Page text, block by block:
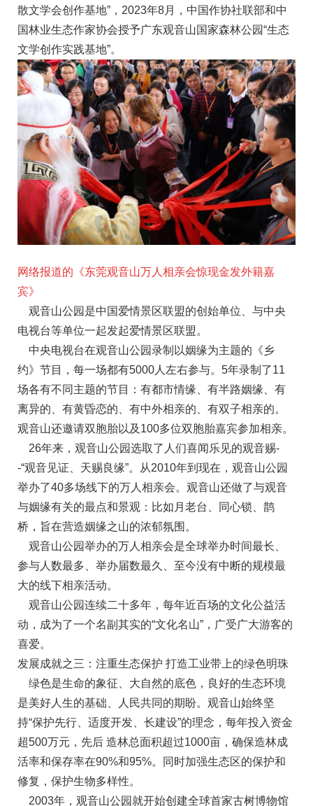
散文学会创作基地”，2023年8月，中国作协社联部和中
国林业生态作家协会授予广东观音山国家森林公园“生态
文学创作实践基地”。
网络报道的《东莞观音山万人相亲会惊现金发外籍嘉
宾》
观音山公园是中国爱情景区联盟的创始单位、与中央
电视台等单位一起发起爱情景区联盟。
中央电视台在观音山公园录制以姻缘为主题的《乡
约》节目，每一场都有5000人左右参与。5年录制了11
场各有不同主题的节目：有都市情缘、有半路姻缘、有
离异的、有黄昏恋的、有中外相亲的、有双子相亲的。
观音山还邀请双胞胎以及100多位双胞胎嘉宾参加相亲。
26年来，观音山公园选取了人们喜闻乐见的观音赐-
-“观音见证、天赐良缘”。从2010年到现在，观音山公园
举办了40多场线下的万人相亲会。观音山还做了与观音
与姻缘有关的最点和景观：比如月老台、同心锁、鹊
桥，旨在营造姻缘之山的浓郁氛围。
观音山公园举办的万人相亲会是全球举办时间最长、
参与人数最多、举办届数最久、至今没有中断的规模最
大的线下相亲活动。
观音山公园连续二十多年，每年近百场的文化公益活
动，成为了一个名副其实的“文化名山”，广受广大游客的
喜爱。
发展成就之三：注重生态保护 打造工业带上的绿色明珠
绿色是生命的象征、大自然的底色，良好的生态环境
是美好人生的基础、人民共同的期盼。观音山始终坚
持“保护先行、适度开发、长建设”的理念，每年投入资金
超500万元，先后 造林总面积超过1000亩，确保造林成
活率和保存率在90%和95%。同时加强生态区的保护和
修复，保护生物多样性。
2003年，观音山公园就开始创建全球首家古树博物馆